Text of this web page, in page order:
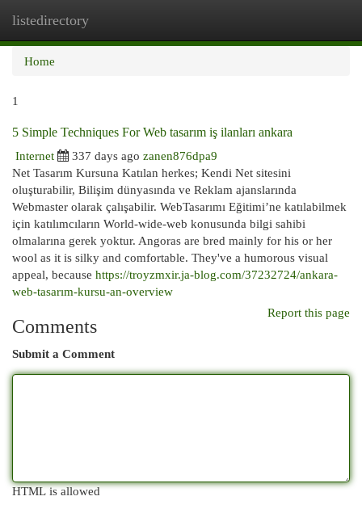
listedirectory
Home
1
5 Simple Techniques For Web tasarım iş ilanları ankara
Internet
337 days ago zanen876dpa9
Net Tasarım Kursuna Katılan herkes; Kendi Net sitesini
oluşturabilir, Bilişim dünyasında ve Reklam ajanslarında
Webmaster olarak çalışabilir. WebTasarımı Eğitimi’ne katılabilmek
için katılımcıların World-wide-web konusunda bilgi sahibi
olmalarına gerek yoktur. Angoras are bred mainly for his or her
wool as it is silky and comfortable. They've a humorous visual
appeal, because https://troyzmxir.ja-blog.com/37232724/ankara-
web-tasarım-kursu-an-overview
Report this page
Comments
Submit a Comment
HTML is allowed